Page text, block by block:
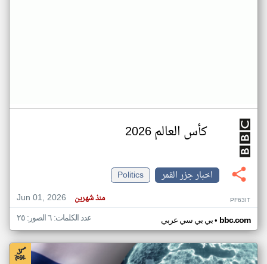
كأس العالم 2026
اخبار جزر القمر
Politics
Jun 01, 2026
منذ شهرين PF63IT
بي بي سي عربي• bbc.com عدد الكلمات: ٦ الصور: ٢٥